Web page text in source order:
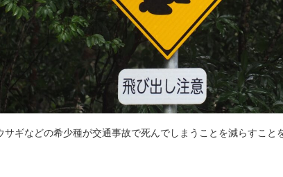
サギなどの希少種が交通事故で死んでしまうことを減らすこと